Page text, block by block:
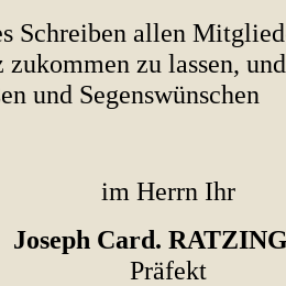
Schreiben allen
zukommen zu lassen,
und Segenswünschen
im Herrn Ihr
Joseph Card.
Präfekt